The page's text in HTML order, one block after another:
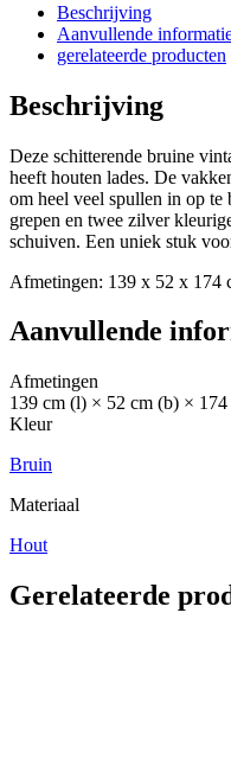
Beschrijving
Aanvullende
gerelateerde producten
Beschrijving
Deze schitterende bruine
heeft houten lades. De
om heel veel spullen in op te
grepen en twee zilver
schuiven. Een uniek stuk
Afmetingen: 139 x 52 x 174
Aanvullende
Afmetingen
139 cm (l) × 52 cm (b) ×
Kleur
Bruin
Materiaal
Hout
Gerelateerde